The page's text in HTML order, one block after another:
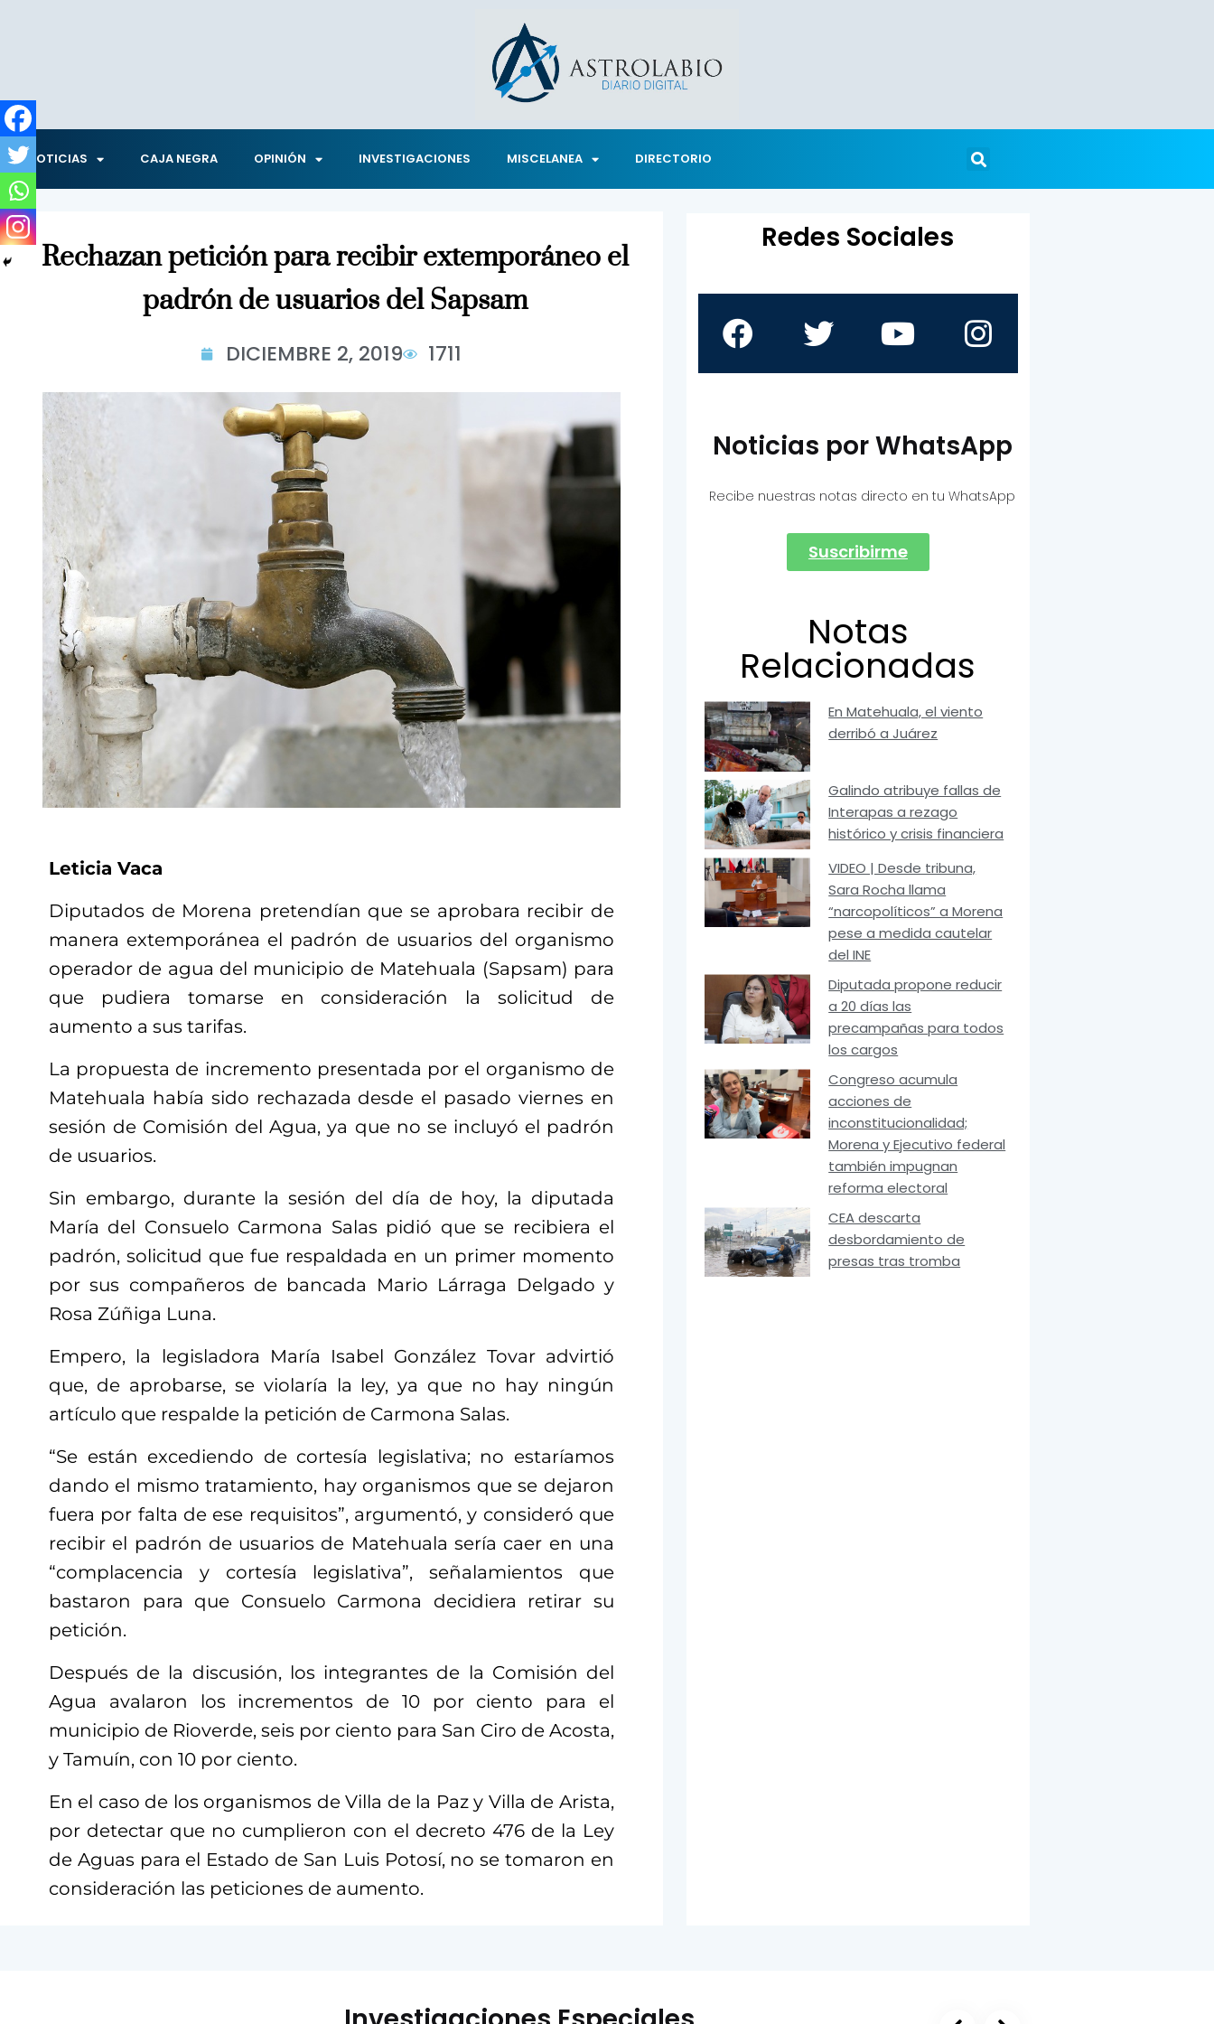
NOTICIAS CAJA NEGRA OPINIÓN INVESTIGACIONES MISCELANEA DIRECTORIO
Rechazan petición para recibir extemporáneo el
padrón de usuarios del Sapsam
DICIEMBRE 2, 2019 1711
Leticia Vaca
Diputados de Morena pretendían que se aprobara recibir de
manera extemporánea el padrón de usuarios del organismo
operador de agua del municipio de Matehuala (Sapsam) para
que pudiera tomarse en consideración la solicitud de
aumento a sus tarifas.
La propuesta de incremento presentada por el organismo de
Matehuala había sido rechazada desde el pasado viernes en
sesión de Comisión del Agua, ya que no se incluyó el padrón
de usuarios.
Sin embargo, durante la sesión del día de hoy, la diputada
María del Consuelo Carmona Salas pidió que se recibiera el
padrón, solicitud que fue respaldada en un primer momento
por sus compañeros de bancada Mario Lárraga Delgado y
Rosa Zúñiga Luna.
Empero, la legisladora María Isabel González Tovar advirtió
que, de aprobarse, se violaría la ley, ya que no hay ningún
artículo que respalde la petición de Carmona Salas.
“Se están excediendo de cortesía legislativa; no estaríamos
dando el mismo tratamiento, hay organismos que se dejaron
fuera por falta de ese requisitos”, argumentó, y consideró que
recibir el padrón de usuarios de Matehuala sería caer en una
“complacencia y cortesía legislativa”, señalamientos que
bastaron para que Consuelo Carmona decidiera retirar su
petición.
Después de la discusión, los integrantes de la Comisión del
Agua avalaron los incrementos de 10 por ciento para el
municipio de Rioverde, seis por ciento para San Ciro de Acosta,
y Tamuín, con 10 por ciento.
En el caso de los organismos de Villa de la Paz y Villa de Arista,
por detectar que no cumplieron con el decreto 476 de la Ley
de Aguas para el Estado de San Luis Potosí, no se tomaron en
consideración las peticiones de aumento.
Redes Sociales
Noticias por WhatsApp
Recibe nuestras notas directo en tu WhatsApp
Suscribirme
Notas
Relacionadas
En Matehuala, el viento
derribó a Juárez
Galindo atribuye fallas de
Interapas a rezago
histórico y crisis financiera
VIDEO | Desde tribuna,
Sara Rocha llama
“narcopolíticos” a Morena
pese a medida cautelar
del INE
Diputada propone reducir
a 20 días las
precampañas para todos
los cargos
Congreso acumula
acciones de
inconstitucionalidad;
Morena y Ejecutivo federal
también impugnan
reforma electoral
CEA descarta
desbordamiento de
presas tras tromba